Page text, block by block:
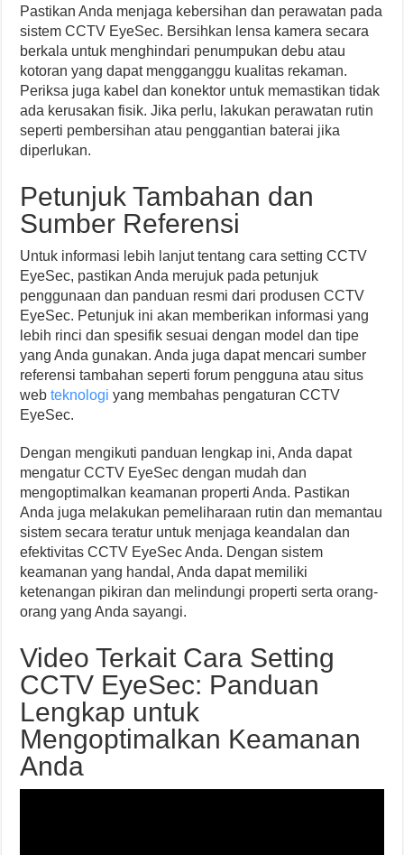
Pastikan Anda menjaga kebersihan dan perawatan pada
sistem CCTV EyeSec. Bersihkan lensa kamera secara
berkala untuk menghindari penumpukan debu atau
kotoran yang dapat mengganggu kualitas rekaman.
Periksa juga kabel dan konektor untuk memastikan tidak
ada kerusakan fisik. Jika perlu, lakukan perawatan rutin
seperti pembersihan atau penggantian baterai jika
diperlukan.
Petunjuk Tambahan dan
Sumber Referensi
Untuk informasi lebih lanjut tentang cara setting CCTV
EyeSec, pastikan Anda merujuk pada petunjuk
penggunaan dan panduan resmi dari produsen CCTV
EyeSec. Petunjuk ini akan memberikan informasi yang
lebih rinci dan spesifik sesuai dengan model dan tipe
yang Anda gunakan. Anda juga dapat mencari sumber
referensi tambahan seperti forum pengguna atau situs
webteknologi yang membahas pengaturan CCTV
EyeSec.
Dengan mengikuti panduan lengkap ini, Anda dapat
mengatur CCTV EyeSec dengan mudah dan
mengoptimalkan keamanan properti Anda. Pastikan
Anda juga melakukan pemeliharaan rutin dan memantau
sistem secara teratur untuk menjaga keandalan dan
efektivitas CCTV EyeSec Anda. Dengan sistem
keamanan yang handal, Anda dapat memiliki
ketenangan pikiran dan melindungi properti serta orang-
orang yang Anda sayangi.
Video Terkait Cara Setting
CCTV EyeSec: Panduan
Lengkap untuk
Mengoptimalkan Keamanan
Anda